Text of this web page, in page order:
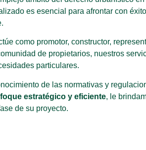
es esencial para afrontar con
como promotor, constructor,
de propietarios, nuestros
particulares.
de las normativas y
estratégico y eficiente, le
de su proyecto.